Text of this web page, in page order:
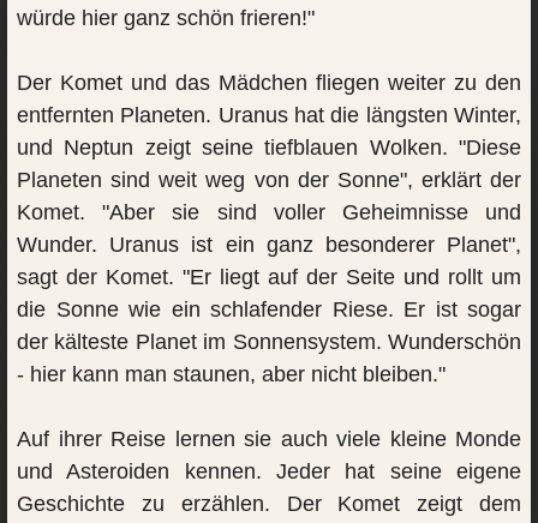
würde hier ganz schön frieren!"
Der Komet und das Mädchen fliegen weiter zu den
entfernten Planeten. Uranus hat die längsten Winter,
und Neptun zeigt seine tiefblauen Wolken. "Diese
Planeten sind weit weg von der Sonne", erklärt der
Komet. "Aber sie sind voller Geheimnisse und
Wunder. Uranus ist ein ganz besonderer Planet",
sagt der Komet. "Er liegt auf der Seite und rollt um
die Sonne wie ein schlafender Riese. Er ist sogar
der kälteste Planet im Sonnensystem. Wunderschön
- hier kann man staunen, aber nicht bleiben."
Auf ihrer Reise lernen sie auch viele kleine Monde
und Asteroiden kennen. Jeder hat seine eigene
Geschichte zu erzählen. Der Komet zeigt dem